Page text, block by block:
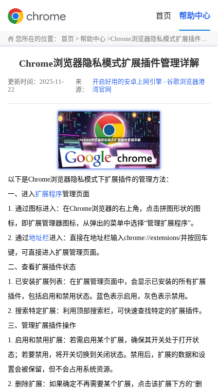
首页 帮助中心
您所在的位置： 首页 > 帮助中心 >Chrome浏览器隐私模式扩展插件管理详解
Chrome浏览器隐私模式扩展插件管理详解
更新时间：2025-11-
22
来
源：
开启好用的安卓上网引擎 - 谷歌浏览器港
湾官网
以下是Chrome浏览器隐私模式下扩展插件的管理方法：
一、进入扩展程序管理页面
1. 通过图标进入：在Chrome浏览器的右上角，点击拼图形状的图
标，即扩展管理器图标，从弹出的菜单中选择“管理扩展程序”。
2. 通过地址栏进入：直接在地址栏输入chrome://extensions/并按回车
键，可直接进入扩展管理页面。
二、查看扩展插件状态
1. 已安装扩展列表：在扩展管理页面中，会显示已安装的所有扩展
插件，包括启用和禁用状态。蓝色表示启用，灰色表示禁用。
2. 搜索特定扩展：利用顶部搜索栏，可快速查找特定的扩展插件。
三、管理扩展插件操作
1. 启用和禁用扩展：若需启用某个扩展，确保其开关处于打开状
态；若要禁用，将开关切换到关闭状态。禁用后，扩展的数据和设
置会被保留，但不会占用系统资源。
2. 删除扩展：如果确定不再需要某个扩展，点击该扩展下方的“删